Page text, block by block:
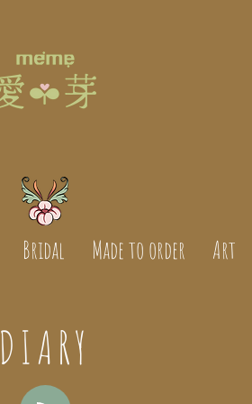
Bridal Made to order Art
DIARY